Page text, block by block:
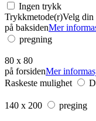
Ingen trykk
Trykkmetode(r)Velg din
på baksidenMer
pregning
80 x 80
på forsidenMer
Raskeste mulighet
140 x 200 preging